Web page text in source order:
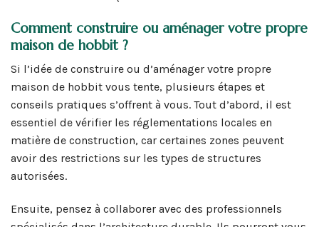
Comment construire ou aménager votre propre
maison de hobbit ?
Si l’idée de construire ou d’aménager votre propre
maison de hobbit vous tente, plusieurs étapes et
conseils pratiques s’offrent à vous. Tout d’abord, il est
essentiel de vérifier les réglementations locales en
matière de construction, car certaines zones peuvent
avoir des restrictions sur les types de structures
autorisées.
Ensuite, pensez à collaborer avec des professionnels